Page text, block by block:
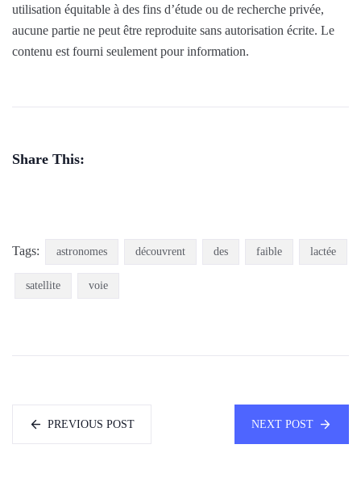
utilisation équitable à des fins d’étude ou de recherche privée,
aucune partie ne peut être reproduite sans autorisation écrite. Le
contenu est fourni seulement pour information.
Share This:
Tags: astronomes découvrent des faible lactée
satellite voie
PREVIOUS POST NEXT POST